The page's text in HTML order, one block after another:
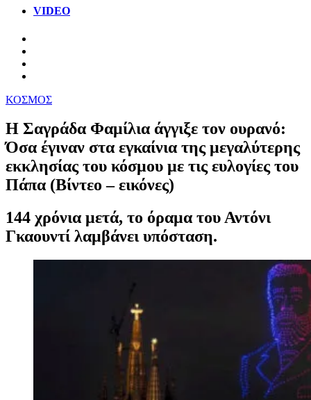
VIDEO
ΚΟΣΜΟΣ
Η Σαγράδα Φαμίλια άγγιξε τον ουρανό:
Όσα έγιναν στα εγκαίνια της μεγαλύτερης
εκκλησίας του κόσμου με τις ευλογίες του
Πάπα (Βίντεο – εικόνες)
144 χρόνια μετά, το όραμα του Αντόνι
Γκαουντί λαμβάνει υπόσταση.